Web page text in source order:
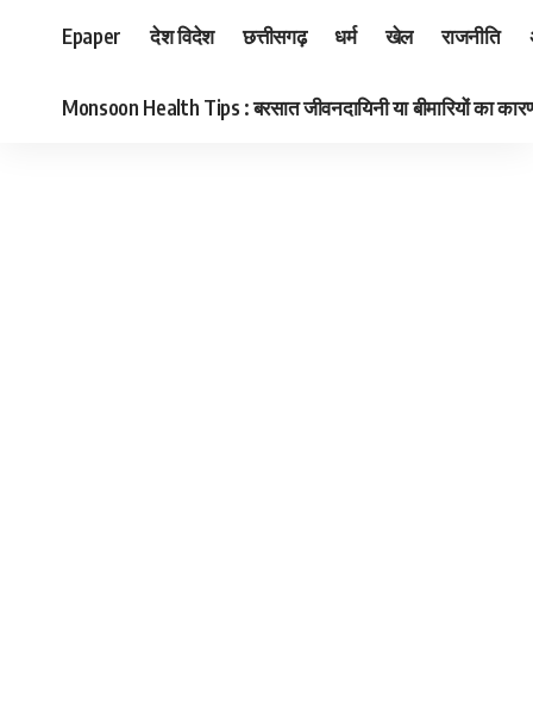
Epaper देश विदेश छत्तीसगढ़ धर्म खेल राजनीति
Monsoon Health Tips : बरसात जीवनदायिनी या बीमारियों का